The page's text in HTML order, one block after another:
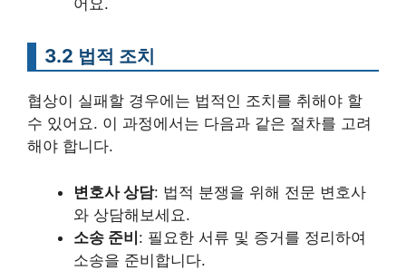
어요.
3.2 법적 조치
협상이 실패할 경우에는 법적인 조치를 취해야 할
수 있어요. 이 과정에서는 다음과 같은 절차를 고려
해야 합니다.
변호사 상담: 법적 분쟁을 위해 전문 변호사
와 상담해보세요.
소송 준비: 필요한 서류 및 증거를 정리하여
소송을 준비합니다.